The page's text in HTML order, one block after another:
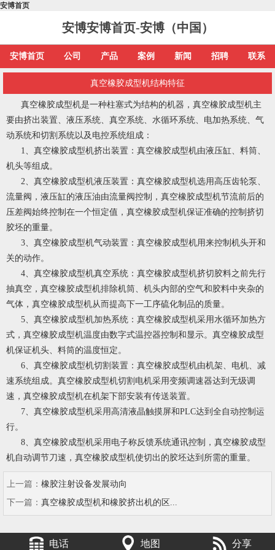
安博首页
安博安博首页-安博（中国）
安博首页 公司 产品 案例 新闻 招聘 联系
真空橡胶成型机结构特征
真空橡胶成型机是一种柱塞式为结构的机器，真空橡胶成型机主
要由挤出装置、液压系统、真空系统、水循环系统、电加热系统、气
动系统和切割系统以及电控系统组成：
1、真空橡胶成型机挤出装置：真空橡胶成型机由液压缸、料筒、
机头等组成。
2、真空橡胶成型机液压装置：真空橡胶成型机选用高压齿轮泵、
流量阀，液压缸的液压油由流量阀控制，真空橡胶成型机节流前后的
压差阀始终控制在一个恒定值，真空橡胶成型机保证准确的控制挤切
胶坯的重量。
3、真空橡胶成型机气动装置：真空橡胶成型机用来控制机头开和
关的动作。
4、真空橡胶成型机真空系统：真空橡胶成型机挤切胶料之前先行
抽真空，真空橡胶成型机排除机筒、机头内部的空气和胶料中夹杂的
气体，真空橡胶成型机从而提高下一工序硫化制品的质量。
5、真空橡胶成型机加热系统：真空橡胶成型机采用水循环加热方
式，真空橡胶成型机温度由数字式温控器控制和显示。真空橡胶成型
机保证机头、料筒的温度恒定。
6、真空橡胶成型机切割装置：真空橡胶成型机由机架、电机、减
速系统组成。真空橡胶成型机切割电机采用变频调速器达到无级调
速，真空橡胶成型机在机架下部安装有传送装置。
7、真空橡胶成型机采用高清液晶触摸屏和PLC达到全自动控制运
行。
8、真空橡胶成型机采用电子称反馈系统通讯控制，真空橡胶成型
机自动调节刀速，真空橡胶成型机使切出的胶坯达到所需的重量。
上一篇： 橡胶注射设备发展动向
下一篇： 真空橡胶成型机和橡胶挤出机的区...
电话 地图 分享